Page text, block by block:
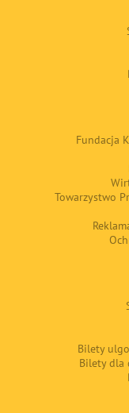
Fundacja
Towarzystwo
Bilety
Bilety dla